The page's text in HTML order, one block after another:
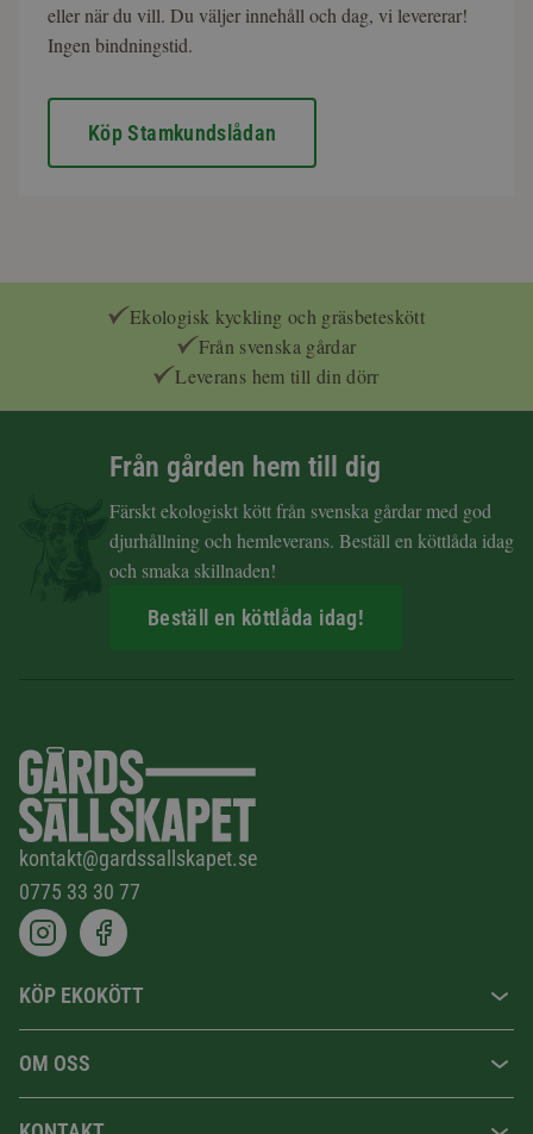
eller när du vill. Du väljer innehåll och dag, vi levererar!
Ingen bindningstid.
Köp Stamkundslådan
Ekologisk kyckling och gräsbeteskött
Från svenska gårdar
Leverans hem till din dörr
Från gården hem till dig
Färskt ekologiskt kött från svenska gårdar med god
djurhållning och hemleverans. Beställ en köttlåda idag
och smaka skillnaden!
Beställ en köttlåda idag!
kontakt@gardssallskapet.se
0775 33 30 77
KÖP EKOKÖTT
OM OSS